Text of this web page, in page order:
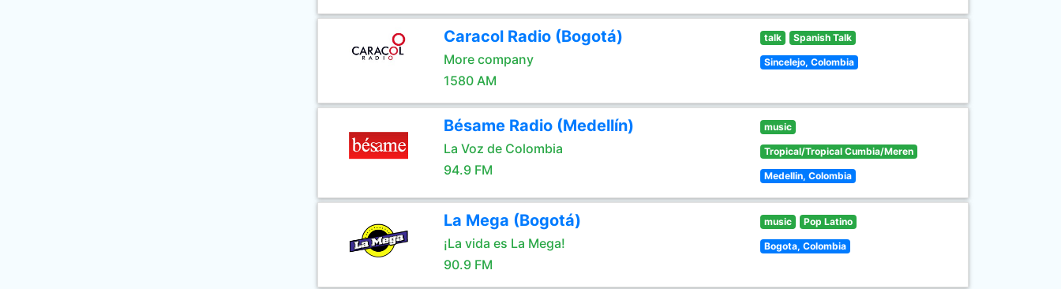
Caracol Radio (Bogotá)
More company
1580 AM
talk Spanish Talk
Sincelejo, Colombia
Bésame Radio (Medellín)
La Voz de Colombia
94.9 FM
music
Tropical/Tropical Cumbia/Meren
Medellin, Colombia
La Mega (Bogotá)
¡La vida es La Mega!
90.9 FM
music Pop Latino
Bogota, Colombia